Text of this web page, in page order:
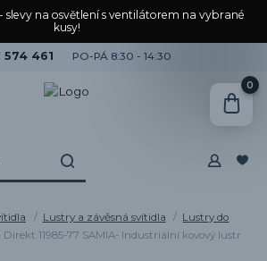
slevy na osvětlení s ventilátorem na vybrané
kusy!
574 461 PO-PÁ 8:30 - 14:30
0
Lustry a závěsná svítidla
Lustry do
11985-77 SAMIA- Industriální kovový lustr